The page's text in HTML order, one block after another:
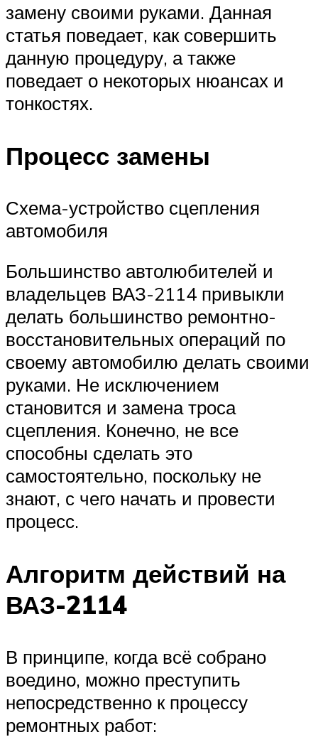
замену своими руками. Данная
статья поведает, как совершить
данную процедуру, а также
поведает о некоторых нюансах и
тонкостях.
Процесс замены
Схема-устройство сцепления
автомобиля
Большинство автолюбителей и
владельцев ВАЗ-2114 привыкли
делать большинство ремонтно-
восстановительных операций по
своему автомобилю делать своими
руками. Не исключением
становится и замена троса
сцепления. Конечно, не все
способны сделать это
самостоятельно, поскольку не
знают, с чего начать и провести
процесс.
Алгоритм действий на
ВАЗ-2114
В принципе, когда всё собрано
воедино, можно преступить
непосредственно к процессу
ремонтных работ: